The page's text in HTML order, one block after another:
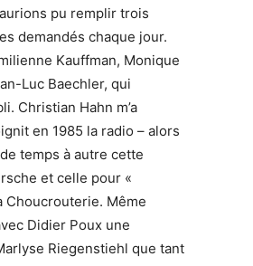
pu remplir trois
demandés chaque jour.
Kauffman, Monique
Luc Baechler, qui
Christian Hahn m’a
en 1985 la radio – alors
temps à autre cette
et celle pour «
Choucrouterie. Même
Didier Poux une
Riegenstiehl que tant